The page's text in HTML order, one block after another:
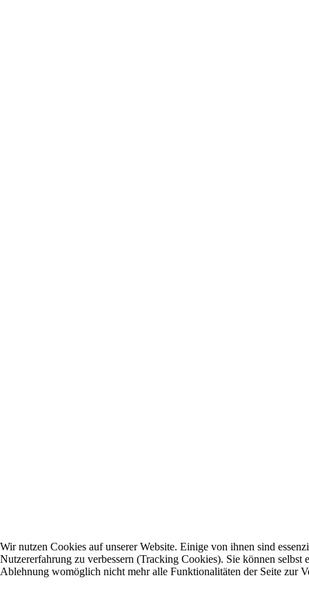
Wir nutzen Cookies auf unserer Website. Einige von ihnen sind
Nutzererfahrung zu verbessern (Tracking Cookies). Sie können selbst
Ablehnung womöglich nicht mehr alle Funktionalitäten der Seite zur